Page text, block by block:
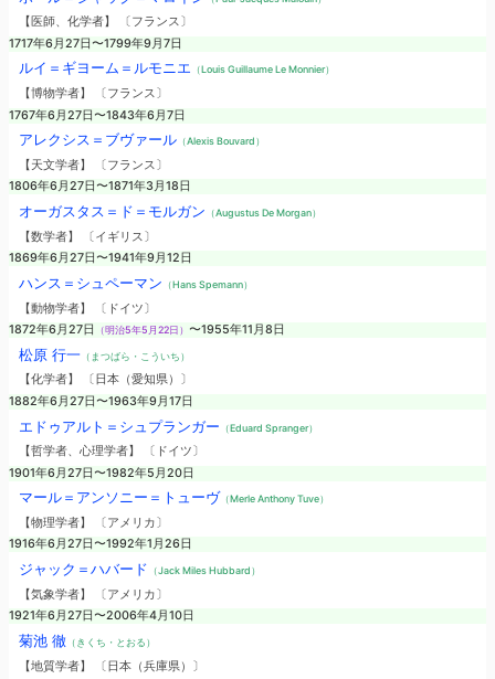
【医師、化学者】 〔フランス〕
1717年6月27日〜1799年9月7日
ルイ＝ギヨーム＝ルモニエ （Louis Guillaume Le Monnier）
【博物学者】 〔フランス〕
1767年6月27日〜1843年6月7日
アレクシス＝ブヴァール（Alexis Bouvard）
【天文学者】 〔フランス〕
1806年6月27日〜1871年3月18日
オーガスタス＝ド＝モルガン （Augustus De Morgan）
【数学者】 〔イギリス〕
1869年6月27日〜1941年9月12日
ハンス＝シュペーマン （Hans Spemann）
【動物学者】 〔ドイツ〕
1872年6月27日
（明治5年5月22日） 〜1955年11月8日
松原 行一（まつばら・こういち）
【化学者】 〔日本（愛知県）〕
1882年6月27日〜1963年9月17日
エドゥアルト＝シュプランガー （Eduard Spranger）
【哲学者、心理学者】 〔ドイツ〕
1901年6月27日〜1982年5月20日
マール＝アンソニー＝トューヴ （Merle Anthony Tuve）
【物理学者】 〔アメリカ〕
1916年6月27日〜1992年1月26日
ジャック＝ハバード （Jack Miles Hubbard）
【気象学者】 〔アメリカ〕
1921年6月27日〜2006年4月10日
菊池 徹（きくち・とおる）
【地質学者】 〔日本（兵庫県）〕